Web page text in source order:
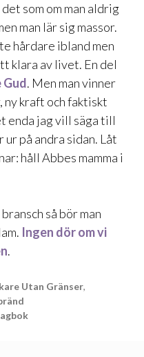
som om man aldrig
man lär sig massor.
hårdare ibland men
klara av livet. En del
. Men man vinner
ny kraft och faktiskt
enda jag vill säga till
ur på andra sidan. Låt
håll Abbes mamma i
så bör man
Ingen dör om vi
.
Utan Gränser,